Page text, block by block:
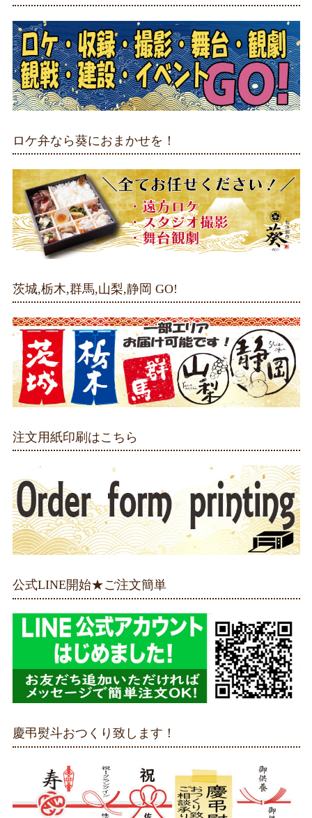
ロケ弁なら葵におまかせを！
茨城,栃木,群馬,山梨,静岡 GO!
注文用紙印刷はこちら
公式LINE開始★ご注文簡単
慶弔熨斗おつくり致します！